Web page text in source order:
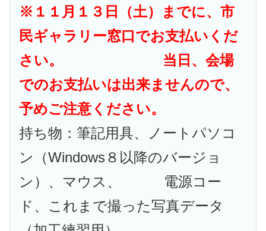
※１１月１３日（土）までに、市
民ギャラリー窓口でお支払いくだ
さい。 当日、会場
でのお支払いは出来ませんので、
予めご注意ください。
持ち物：筆記用具、ノートパソコ
ン（Windows８以降のバージョ
ン）、マウス、 電源コー
ド、これまで撮った写真データ